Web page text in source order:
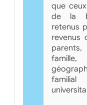
que
de la
retenus
revenus